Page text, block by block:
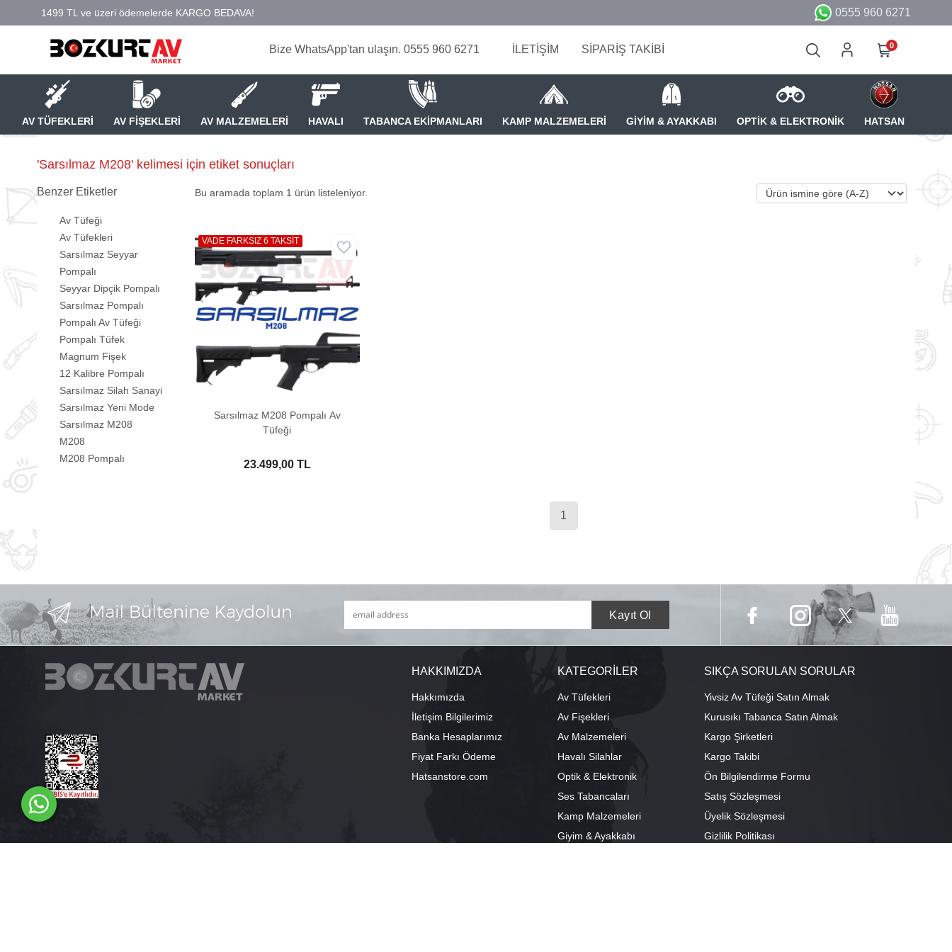
0555 960 6271
Bize WhatsApp'tan ulaşın. 0555 960 6271 İLETİŞİM SİPARİŞ TAKİBİ 0
AV TÜFEKLERİ AV FİŞEKLERİ AV MALZEMELERİ HAVALI TABANCA EKİPMANLARI KAMP MALZEMELERİ GİYİM & AYAKKABI OPTİK & ELEKTRONİK HATSAN
'Sarsılmaz M208' kelimesi için etiket sonuçları
Benzer Etiketler
Av Tüfeği
Av Tüfekleri
Sarsılmaz Seyyar
Pompalı
Seyyar Dipçik Pompalı
Sarsılmaz Pompalı
Pompalı Av Tüfeği
Pompalı Tüfek
Magnum Fişek
12 Kalibre Pompalı
Sarsılmaz Silah Sanayi
Sarsılmaz Yeni Mode
Sarsılmaz M208
M208
M208 Pompalı
Bu aramada toplam 1 ürün listeleniyor.
Sarsılmaz M208 Pompalı Av
Tüfeği
23.499,00 TL
VADE FARKSIZ 6 TAKSİT
1
HAKKIMIZDA
Hakkımızda
İletişim Bilgilerimiz
Banka Hesaplarımız
Fiyat Farkı Ödeme
Hatsanstore.com
KATEGORİLER
Av Tüfekleri
Av Fişekleri
Av Malzemeleri
Havalı Silahlar
Optik & Elektronik
Ses Tabancaları
Kamp Malzemeleri
Giyim & Ayakkabı
SIKÇA SORULAN SORULAR
Yivsiz Av Tüfeği Satın Almak
Kurusıkı Tabanca Satın Almak
Kargo Şirketleri
Kargo Takibi
Ön Bilgilendirme Formu
Satış Sözleşmesi
Üyelik Sözleşmesi
Gizlilik Politikası